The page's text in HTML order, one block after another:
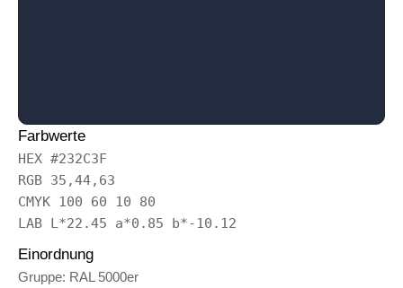
Farbwerte
HEX #232C3F
RGB 35,44,63
CMYK 100 60 10 80
LAB L*22.45 a*0.85 b*-10.12
Einordnung
Gruppe: RAL 5000er